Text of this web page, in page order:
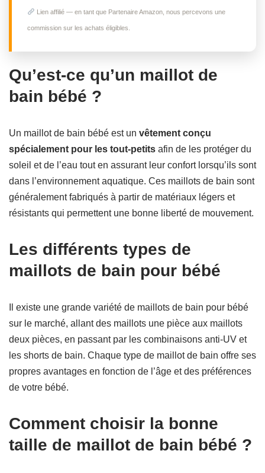
Lien affilié — en tant que Partenaire Amazon, nous percevons une
commission sur les achats éligibles.
Qu’est-ce qu’un maillot de
bain bébé ?
Un maillot de bain bébé est un vêtement conçu
spécialement pour les tout-petits afin de les protéger du
soleil et de l’eau tout en assurant leur confort lorsqu’ils sont
dans l’environnement aquatique. Ces maillots de bain sont
généralement fabriqués à partir de matériaux légers et
résistants qui permettent une bonne liberté de mouvement.
Les différents types de
maillots de bain pour bébé
Il existe une grande variété de maillots de bain pour bébé
sur le marché, allant des maillots une pièce aux maillots
deux pièces, en passant par les combinaisons anti-UV et
les shorts de bain. Chaque type de maillot de bain offre ses
propres avantages en fonction de l’âge et des préférences
de votre bébé.
Comment choisir la bonne
taille de maillot de bain bébé ?